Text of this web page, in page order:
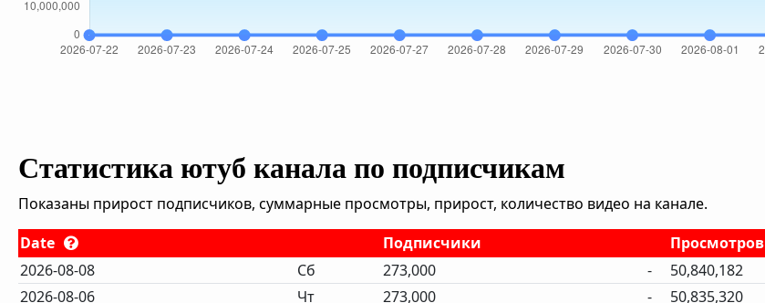
Статистика ютуб канала по подписчикам
Показаны прирост подписчиков, суммарные просмотры, прирост, количество видео на канале.
Date
Подписчики Просмотров
2026-08-08
Сб 273,000 - 50,840,182
2026-08-06
Чт 273,000 - 50,835,320